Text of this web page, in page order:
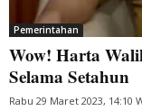
Pemerintahan
Wow! Harta
Selama Setahun
Rabu 29 Maret 2023, 14:10